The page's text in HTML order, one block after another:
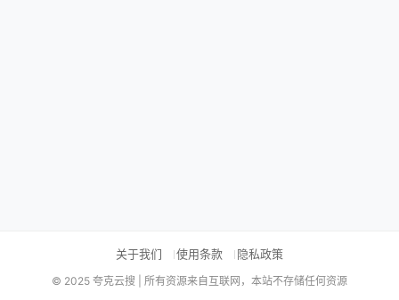
关于我们 使用条款 隐私政策
© 2025 夸克云搜 | 所有资源来自互联网，本站不存储任何资源